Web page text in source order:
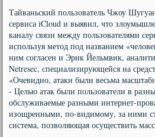
Тайваньский пользователь Чжоу
сервиса iCloud и выявил, что
каналу связи между пользователями
используя метод под названием
ним согласен и Эрик Йельмвик,
Netresec, специализирующейся на
«Очевидно, атаки были весьма
- Целью атак были пользователи в
обслуживаемые разными интернет-
изощренными, по-видимому, за ними
система, позволяющая осуществить